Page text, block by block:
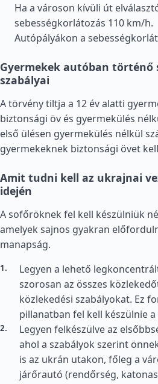
Ha a városon kívüli út
sebességkorlátozás 110 km/h.
Autópályákon a
Gyermekek autóban történő
szabályai
A törvény tiltja a 12 év alatti
biztonsági öv és gyermekülés
első ülésen gyermekülés nélkül
gyermekeknek biztonsági övet
Amit tudni kell az ukrajnai
idején
A sofőröknek fel kell készülniük
amelyek sajnos gyakran
manapság.
Legyen a lehető
szorosan az összes
közlekedési szabályokat. Ez
pillanatban fel kell készülnie a
Legyen felkészülve az
ahol a szabályok szerint
is az ukrán utakon, főleg a
járőrautó (rendőrség,